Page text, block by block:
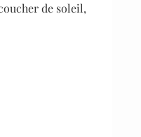
de soleil,